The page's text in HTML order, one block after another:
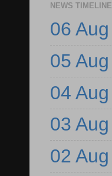
NEWS TIMELINE
06 Aug
05 Aug
04 Aug
03 Aug
02 Aug